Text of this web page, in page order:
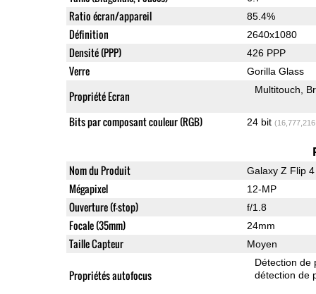
Ratio écran/appareil 85.4%
Définition 2640x1080
Densité (PPP) 426 PPP
Verre Gorilla Glass
Propriété Ecran Multitouch
Bits par composant couleur (RGB) 24 bit
Nom du Produit Galaxy Z Flip 4
Mégapixel 12-MP
Ouverture (f-stop) f/1.8
Focale (35mm) 24mm
Taille Capteur Moyen
Propriétés autofocus
Détection de
détection de